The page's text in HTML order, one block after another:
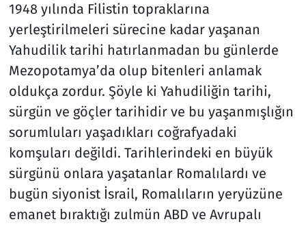
1948 yılında Filistin topraklarına
yerleştirilmeleri sürecine kadar yaşanan
Yahudilik tarihi hatırlanmadan bu günlerde
Mezopotamya’da olup bitenleri anlamak
oldukça zordur. Şöyle ki Yahudiliğin tarihi,
sürgün ve göçler tarihidir ve bu yaşanmışlığın
sorumluları yaşadıkları coğrafyadaki
komşuları değildi. Tarihlerindeki en büyük
sürgünü onlara yaşatanlar Romalılardı ve
bugün siyonist İsrail, Romalıların yeryüzüne
emanet bıraktığı zulmün ABD ve Avrupalı